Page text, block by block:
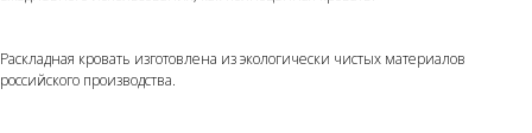
Раскладная кровать изготовлена из экологически чистых материалов
российского производства.